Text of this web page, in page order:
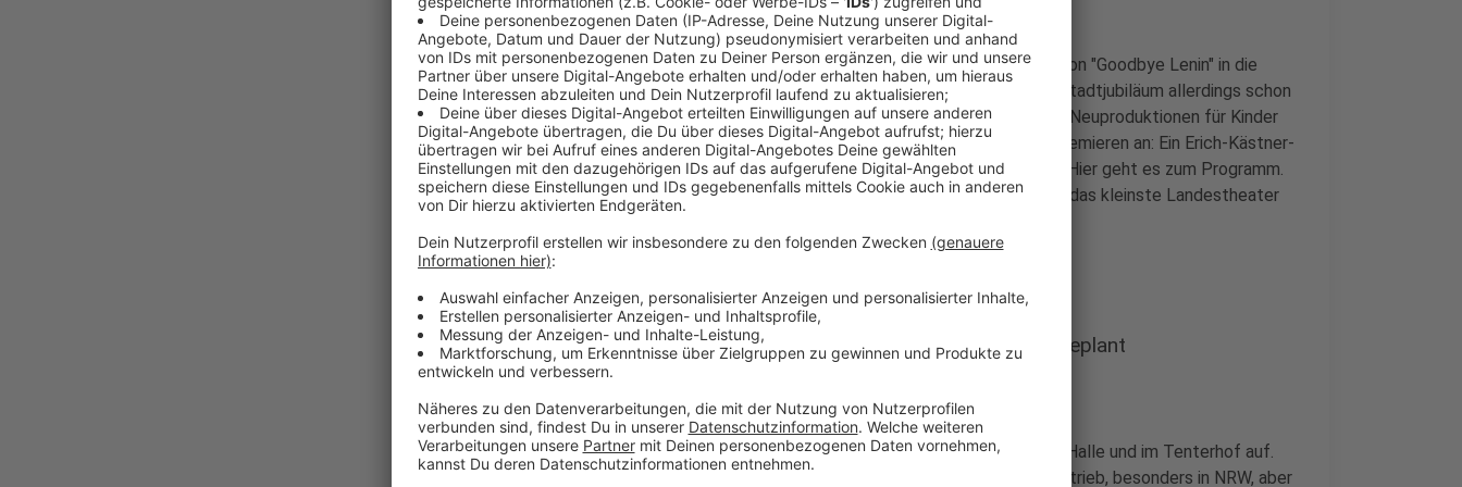
Die Dinslakener Burghofbühne startet morgen mit der Premiere von "Goodbye Lenin" in die
neue Spielzeit. Dieses Jahr war das Theater mit Auftritten zum Stadtjubiläum allerdings schon
etwas früher aus der Sommerpause zurückgekehrt. Neben vielen Neuproduktionen für Kinder
und Jugendliche stehen in den nächsten Monaten weitere drei Premieren an: Ein Erich-Kästner-
Stück "Fabian", eine Satire "Jeeps" und eine Komödie "Das Haus". Hier geht es zum Programm.
Die Dinslakener Burghofbühne gibt es seit über 70 Jahren. Sie ist das kleinste Landestheater
Aufführungen sind etwa in Wesel und Kamp-Lintfort geplant
Anzeige
In Dinslaken treten die rund 20 Schauspieler in der Kathrin-Türks-Halle und im Tenterhof auf.
Als Landestheater ist die Burghofbühne aber vor allem im Gastbetrieb, besonders in NRW, aber